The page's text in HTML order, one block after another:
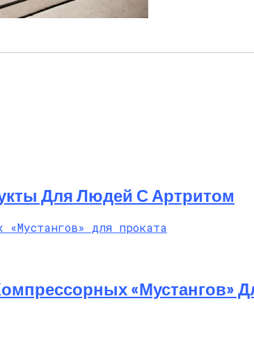
Чаще Всего Покупают Украинцы
Для Людей С Артритом
«Мустангов»